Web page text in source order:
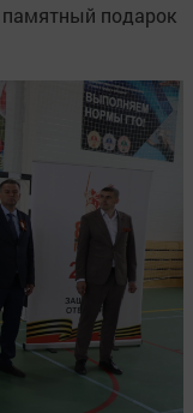
подарок